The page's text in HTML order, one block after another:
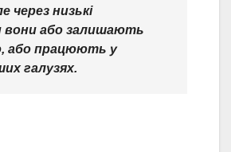
через низькі
вони або залишають
або працюють у
галузях.